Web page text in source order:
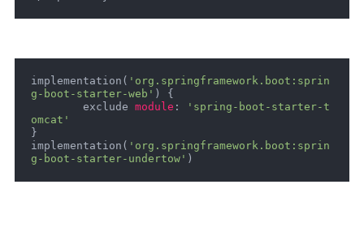
implementation( 'org.springframework.boot:sprin
g-boot-starter-web' ) {
	exclude
module :
'spring-boot-starter-t
omcat'
}
implementation( 'org.springframework.boot:sprin
g-boot-starter-undertow' )